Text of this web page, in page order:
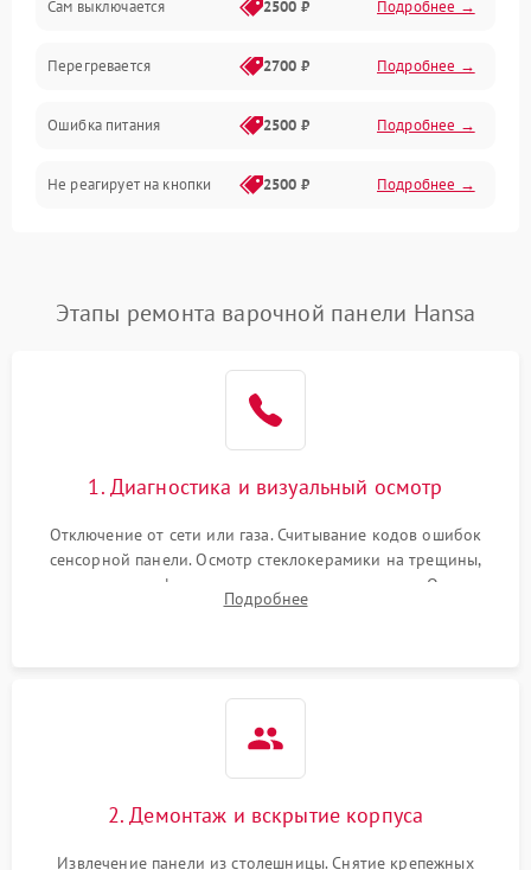
Сам выключается 2500 ₽ Подробнее →
Перегревается 2700 ₽ Подробнее →
Ошибка питания 2500 ₽ Подробнее →
Не реагирует на кнопки 2500 ₽ Подробнее →
Этапы ремонта варочной панели Hansa
1. Диагностика и визуальный осмотр
Отключение от сети или газа. Считывание кодов ошибок
сенсорной панели. Осмотр стеклокерамики на трещины,
проверка конфорок на равномерность нагрева. Опрос
клиента о симптомах (не включается, не видит посуду,
Подробнее
2. Демонтаж и вскрытие корпуса
Извлечение панели из столешницы. Снятие крепежных